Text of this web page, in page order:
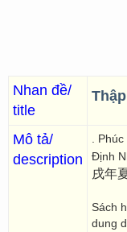
Nhan đề/
title
Mô tả/
description
.
Định
戌年
Sách
dung